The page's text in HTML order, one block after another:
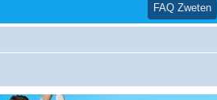
FAQ Zweten